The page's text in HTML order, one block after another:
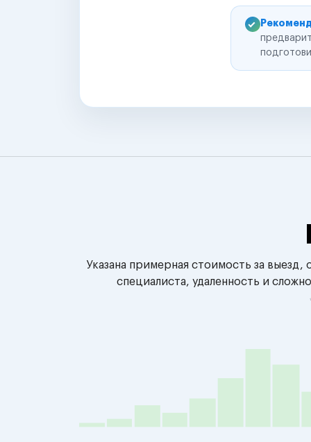
Указана примерная стоимость за
специалиста, удаленность и